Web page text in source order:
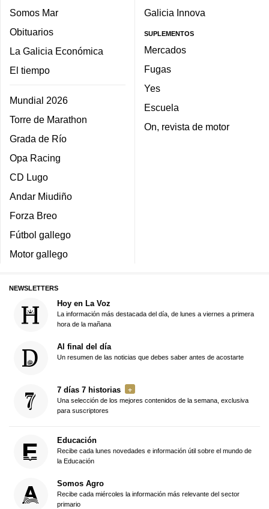
Somos Mar
Obituarios
La Galicia Económica
El tiempo
Mundial 2026
Torre de Marathon
Grada de Río
Opa Racing
CD Lugo
Andar Miudiño
Forza Breo
Fútbol gallego
Motor gallego
Galicia Innova
SUPLEMENTOS
Mercados
Fugas
Yes
Escuela
On, revista de motor
NEWSLETTERS
Hoy en La Voz
La información más destacada del día, de lunes a viernes a primera
hora de la mañana
Al final del día
Un resumen de las noticias que debes saber antes de acostarte
7 días 7 historias
Una selección de los mejores contenidos de la semana, exclusiva
para suscriptores
Educación
Recibe cada lunes novedades e información útil sobre el mundo de
la Educación
Somos Agro
Recibe cada miércoles la información más relevante del sector
primario